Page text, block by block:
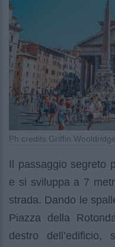
Ph credits Griffin
Il passaggio segreto
e si sviluppa a 7
strada. Dando le
Piazza della
destro